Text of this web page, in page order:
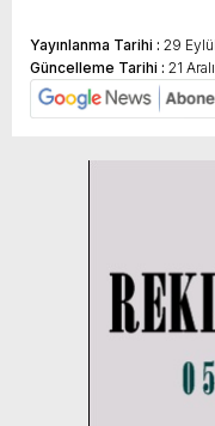
Yayınlanma Tarihi : 29
Güncelleme Tarihi : 21